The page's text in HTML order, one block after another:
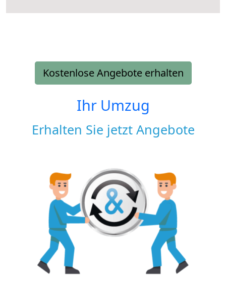
Kostenlose Angebote erhalten
Ihr Umzug
Erhalten Sie jetzt Angebote